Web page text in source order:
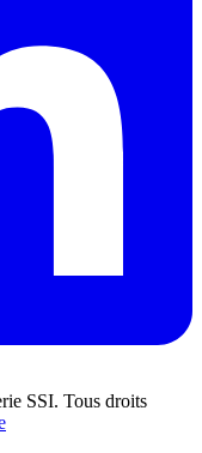
SSI. Tous droits